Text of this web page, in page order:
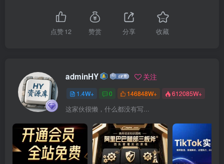
点赞12 赞赏 分享 收藏
adminHY 关注
1.4W+ 0 146848W+ 612085W+
这家伙很懒，什么都没有写...